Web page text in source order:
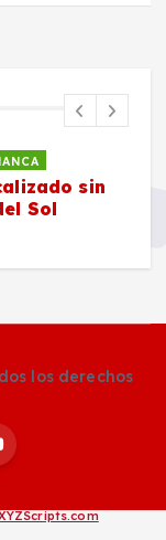
sin
Sol
los derechos